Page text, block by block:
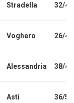
Stradella 32/
Voghero 26/
Alessandria 38/
Asti 36/